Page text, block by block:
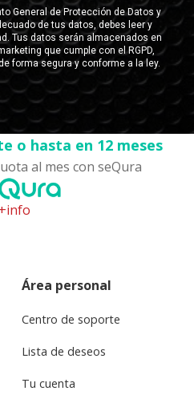
o hasta en 12 meses
al mes con seQura
+info
Área personal
Centro de soporte
Lista de deseos
Tu cuenta